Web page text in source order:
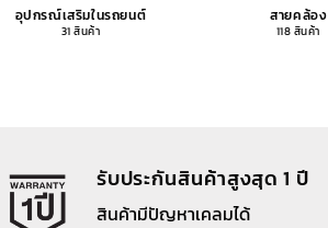
อุปกรณ์เสริมในรถยนต์
31 สินค้า
สายคล้อง
118 สินค้า
รับประกันสินค้าสูงสุด 1 ปี
สินค้ามีปัญหาเคลมได้